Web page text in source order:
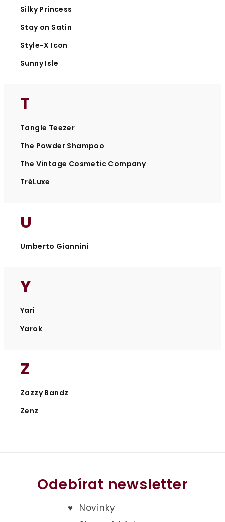
Silky Princess
Stay on Satin
Style-X Icon
Sunny Isle
T
Tangle Teezer
The Powder Shampoo
The Vintage Cosmetic Company
TréLuxe
U
Umberto Giannini
Y
Yari
Yarok
Z
Zazzy Bandz
Zenz
Odebírat newsletter